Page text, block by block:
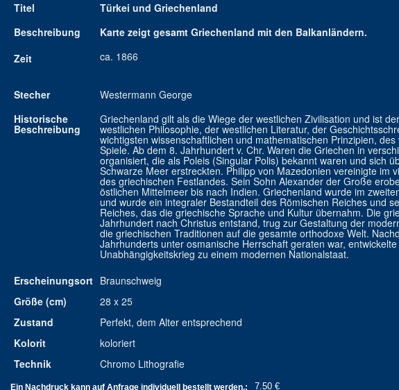
Titel
Türkei und Griechenland
Beschreibung
Karte zeigt gesamt Griechenland mit den Balkanländern.
Zeit
ca. 1866
Stecher
Westermann George
Historische
Beschreibung
Griechenland gilt als die Wiege der westlichen Zivilisation und ist
westlichen Philosophie, der westlichen Literatur, der
wichtigsten wissenschaftlichen und mathematischen Prinzipien,
Spiele. Ab dem 8. Jahrhundert v. Chr. Waren die Griechen in
organisiert, die als Poleis (Singular Polis) bekannt waren und sich
Schwarze Meer erstreckten. Philipp von Mazedonien vereinigte im
des griechischen Festlandes. Sein Sohn Alexander der Große
östlichen Mittelmeer bis nach Indien. Griechenland wurde im
und wurde ein integraler Bestandteil des Römischen Reiches und
Reiches, das die griechische Sprache und Kultur übernahm. Die
Jahrhundert nach Christus entstand, trug zur Gestaltung der
die griechischen Traditionen auf die gesamte orthodoxe Welt.
Jahrhunderts unter osmanische Herrschaft geraten war,
Unabhängigkeitskrieg zu einem modernen Nationalstaat.
Erscheinungsort Braunschweig
Größe (cm)
28 x 25
Zustand
Perfekt, dem Alter entsprechend
Kolorit
koloriert
Technik
Chromo Lithografie
Ein Nachdruck kann auf Anfrage individuell bestellt werden.: 7.50 €